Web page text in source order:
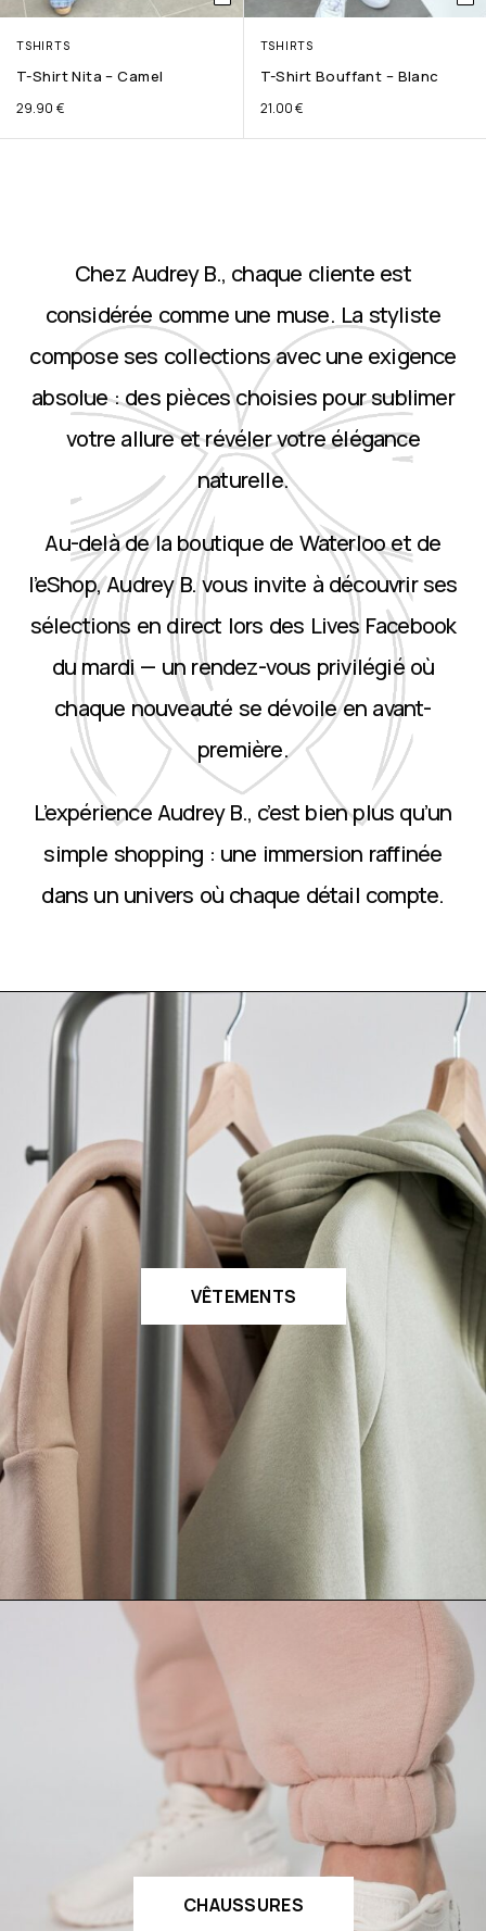
TSHIRTS
T-Shirt Nita – Camel
29.90 €
TSHIRTS
T-Shirt Bouffant – Blanc
21.00€
Chez Audrey B., chaque cliente est
considérée comme une muse. La styliste
compose ses collections avec une exigence
absolue : des pièces choisies pour sublimer
votre allure et révéler votre élégance
naturelle.
Au-delà de la boutique de Waterloo et de
l’eShop, Audrey B. vous invite à découvrir ses
sélections en direct lors des Lives Facebook
du mardi — un rendez-vous privilégié où
chaque nouveauté se dévoile en avant-
première.
L’expérience Audrey B., c’est bien plus qu’un
simple shopping : une immersion raffinée
dans un univers où chaque détail compte.
VÊTEMENTS
CHAUSSURES